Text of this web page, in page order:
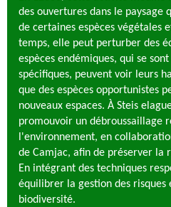
des ouvertures dans le paysage
de certaines espèces végétales
temps, elle peut perturber des
espèces endémiques, qui se
spécifiques, peuvent voir leurs
que des espèces opportunistes
nouveaux espaces. À Steis
promouvoir un débroussaillage
l'environnement, en
de Camjac, afin de préserver la
En intégrant des techniques
équilibrer la gestion des
biodiversité.